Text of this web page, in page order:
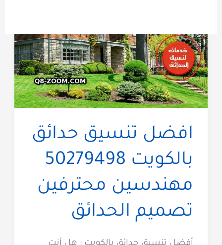
افضل تنسيق حدائق
بالكويت 50279498
مهندسين محترفين
تصميم الحدائق